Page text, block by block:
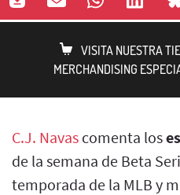
VISITA NUESTRA
MERCHANDISING
C.J. Navas comenta los
de la semana de Beta
temporada de la MLB y